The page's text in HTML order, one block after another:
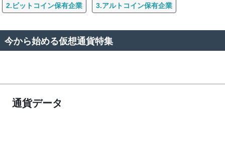
2.ビットコイン保有企業 3.アルトコイン保有企業
今から始める仮想通貨特集
通貨データ